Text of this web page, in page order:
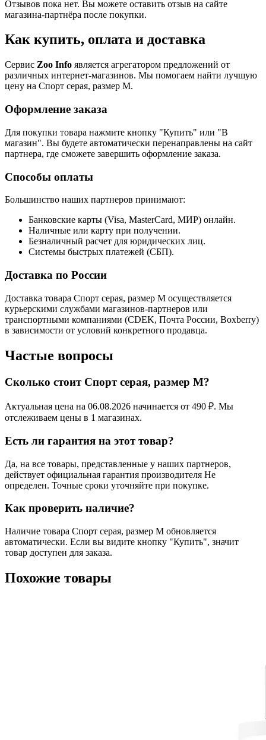
Отзывов пока нет. Вы можете оставить отзыв на сайте
магазина-партнёра после покупки.
Как купить, оплата и доставка
Сервис Zoo Info является агрегатором предложений от
различных интернет-магазинов. Мы помогаем найти лучшую
цену на Спорт серая, размер M.
Оформление заказа
Для покупки товара нажмите кнопку "Купить" или "В
магазин". Вы будете автоматически перенаправлены на сайт
партнера, где сможете завершить оформление заказа.
Способы оплаты
Большинство наших партнеров принимают:
Банковские карты (Visa, MasterCard, МИР) онлайн.
Наличные или карту при получении.
Безналичный расчет для юридических лиц.
Системы быстрых платежей (СБП).
Доставка по России
Доставка товара Спорт серая, размер M осуществляется
курьерскими службами магазинов-партнеров или
транспортными компаниями (CDEK, Почта России, Boxberry)
в зависимости от условий конкретного продавца.
Частые вопросы
Сколько стоит Спорт серая, размер M?
Актуальная цена на 06.08.2026 начинается от 490 ₽. Мы
отслеживаем цены в 1 магазинах.
Есть ли гарантия на этот товар?
Да, на все товары, представленные у наших партнеров,
действует официальная гарантия производителя Не
определен. Точные сроки уточняйте при покупке.
Как проверить наличие?
Наличие товара Спорт серая, размер M обновляется
автоматически. Если вы видите кнопку "Купить", значит
товар доступен для заказа.
Похожие товары